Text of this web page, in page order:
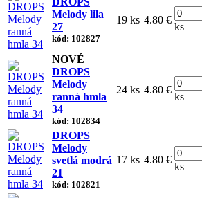
Melody lila
27
kód: 102827
19 ks 4.80 €
ks
NOVÉ
DROPS
Melody
ranná hmla
34
kód: 102834
24 ks 4.80 €
ks
DROPS
Melody
svetlá modrá
21
kód: 102821
17 ks 4.80 €
ks